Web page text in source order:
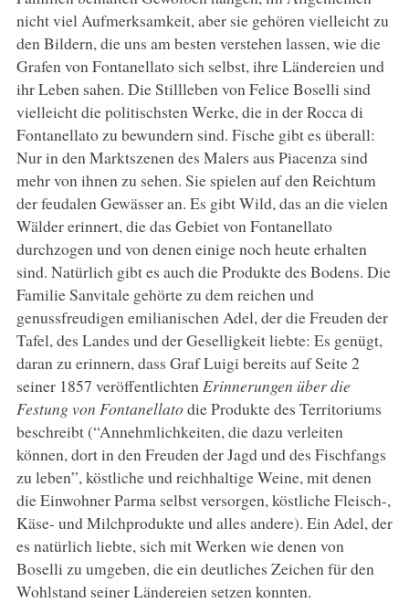
nicht viel Aufmerksamkeit, aber sie gehören vielleicht zu
den Bildern, die uns am besten verstehen lassen, wie die
Grafen von Fontanellato sich selbst, ihre Ländereien und
ihr Leben sahen. Die Stillleben von Felice Boselli sind
vielleicht die politischsten Werke, die in der Rocca di
Fontanellato zu bewundern sind. Fische gibt es überall:
Nur in den Marktszenen des Malers aus Piacenza sind
mehr von ihnen zu sehen. Sie spielen auf den Reichtum
der feudalen Gewässer an. Es gibt Wild, das an die vielen
Wälder erinnert, die das Gebiet von Fontanellato
durchzogen und von denen einige noch heute erhalten
sind. Natürlich gibt es auch die Produkte des Bodens. Die
Familie Sanvitale gehörte zu dem reichen und
genussfreudigen emilianischen Adel, der die Freuden der
Tafel, des Landes und der Geselligkeit liebte: Es genügt,
daran zu erinnern, dass Graf Luigi bereits auf Seite 2
seiner 1857 veröffentlichten Erinnerungen über die
Festung von Fontanellatodie Produkte des Territoriums
beschreibt (“Annehmlichkeiten, die dazu verleiten
können, dort in den Freuden der Jagd und des Fischfangs
zu leben”, köstliche und reichhaltige Weine, mit denen
die Einwohner Parma selbst versorgen, köstliche Fleisch-,
Käse- und Milchprodukte und alles andere). Ein Adel, der
es natürlich liebte, sich mit Werken wie denen von
Boselli zu umgeben, die ein deutliches Zeichen für den
Wohlstand seiner Ländereien setzen konnten.